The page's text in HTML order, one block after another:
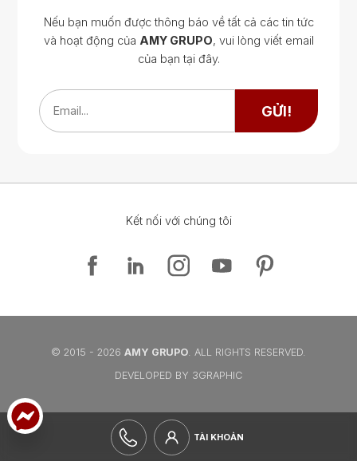
TÀI KHOẢN
Nếu bạn muốn được thông báo về tất cả các tin tức
và hoạt động của AMY GRUPO, vui lòng viết email
của bạn tại đây.
Email... GỬI!
Kết nối với chúng tôi
© 2015 - 2026 AMY GRUPO. ALL RIGHTS RESERVED.
DEVELOPED BY 3GRAPHIC